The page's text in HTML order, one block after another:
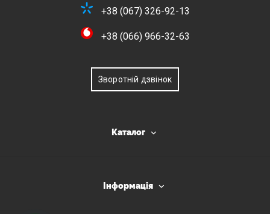
+38 (067) 326-92-13
+38 (066) 966-32-63
Зворотній дзвінок
Каталог
Інформація